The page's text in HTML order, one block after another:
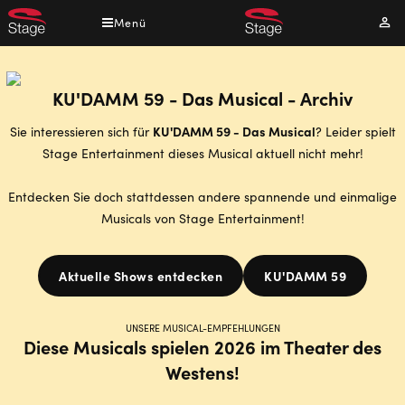
Direkt
zum
Menü
KU'DAMM 59 - Das Musical - Archiv
Sie interessieren sich für KU'DAMM 59 - Das Musical? Leider spielt
Stage Entertainment dieses Musical aktuell nicht mehr!
Entdecken Sie doch stattdessen andere spannende und einmalige
Musicals von Stage Entertainment!
Aktuelle Shows entdecken KU'DAMM 59
UNSERE MUSICAL-EMPFEHLUNGEN
Diese Musicals spielen 2026 im Theater des
Westens!